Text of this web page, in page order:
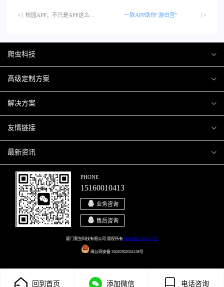
< | 一款APP助你“游白宫” | >
爬虫科技
爬虫案例
关于爬虫
高级定制方案
H5互动营销
微信小程序
移动APP
解决方案
商城解决方案
商城会员积分商城解决方案
网站解决方案
智慧校园解决方案
智慧停车解决方案
友情链接
厦门小程序开发
厦门APP开发
厦门微商城开发
博客园
最新资讯
行业资讯
爬虫动态
PHONE
15160010413
业务咨询
售后咨询
厦门爬虫科技有限公司 版权所有 闽ICP备17000429号
闽公网安备 35020302034158号
回到首页 添加微信 电话咨询